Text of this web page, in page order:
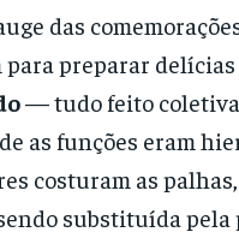
das
preparar delícias
— tudo feito
as funções eram
costuram as
substituída